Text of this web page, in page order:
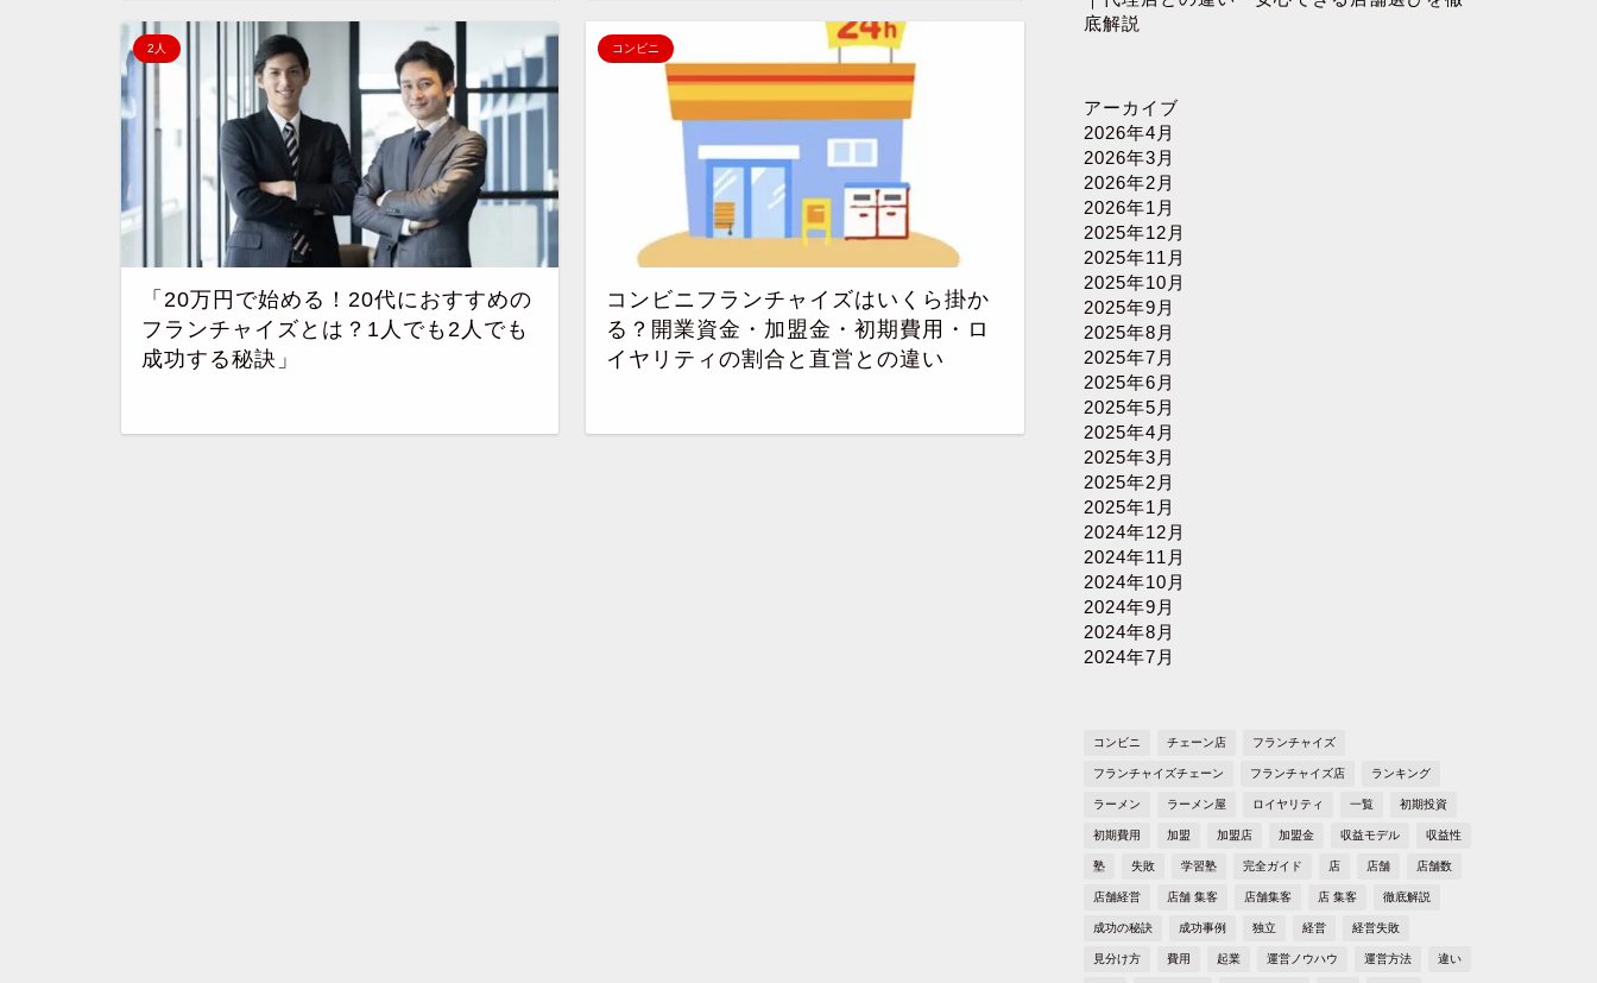
2人
「20万円で始める！20代におすすめの
フランチャイズとは？1人でも2人でも
成功する秘訣」
コンビニ
コンビニフランチャイズはいくら掛か
る？開業資金・加盟金・初期費用・ロ
イヤリティの割合と直営との違い
底解説
アーカイブ
2026年4月
2026年3月
2026年2月
2026年1月
2025年12月
2025年11月
2025年10月
2025年9月
2025年8月
2025年7月
2025年6月
2025年5月
2025年4月
2025年3月
2025年2月
2025年1月
2024年12月
2024年11月
2024年10月
2024年9月
2024年8月
2024年7月
コンビニ チェーン店 フランチャイズ
フランチャイズチェーン フランチャイズ店 ランキング
ラーメン ラーメン屋 ロイヤリティ 一覧 初期投資
初期費用 加盟 加盟店 加盟金 収益モデル 収益性
塾 失敗 学習塾 完全ガイド 店 店舗 店舗数
店舗経営 店舗 集客 店舗集客 店 集客 徹底解説
成功の秘訣 成功事例 独立 経営 経営失敗
見分け方 費用 起業 運営ノウハウ 運営方法 違い